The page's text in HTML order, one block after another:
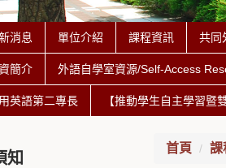
消息 單位介紹 課程資訊 共同
簡介 外語自學室資源/Self-Access
英語第二專長 【推動學生自主學習
首頁 課
知